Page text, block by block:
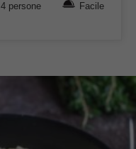
4 persone Facile